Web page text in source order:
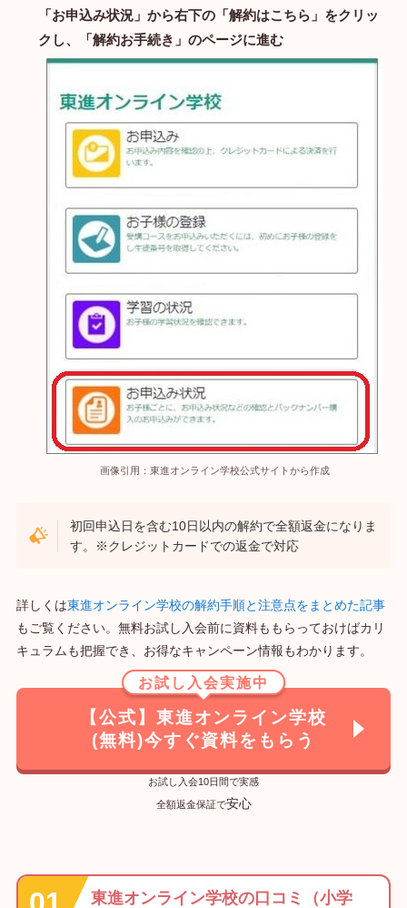
「お申込み状況」から右下の「解約はこちら」をクリッ
クし、「解約お手続き」のページに進む
画像引用：東進オンライン学校公式サイトから作成
初回申込日を含む10日以内の解約で全額返金になりま
す。※クレジットカードでの返金で対応
詳しくは東進オンライン学校の解約手順と注意点をまとめた記事
もご覧ください。無料お試し入会前に資料ももらっておけばカリ
キュラムも把握でき、お得なキャンペーン情報もわかります。
お試し入会実施中
【公式】東進オンライン学校
(無料)今すぐ資料をもらう
お試し入会10日間で実感
全額返金保証で安心
東進オンライン学校の口コミ（小学